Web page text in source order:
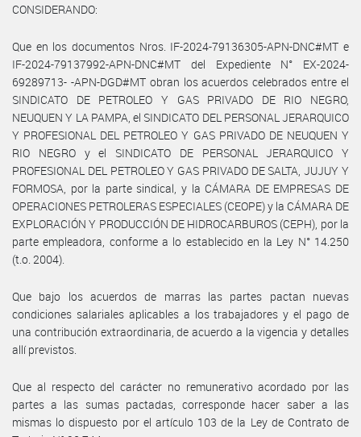
CONSIDERANDO:
Que en los documentos Nros. IF-2024-79136305-APN-DNC#MT e
IF-2024-79137992-APN-DNC#MT del Expediente N° EX-2024-
69289713- -APN-DGD#MT obran los acuerdos celebrados entre el
SINDICATO DE PETROLEO Y GAS PRIVADO DE RIO NEGRO,
NEUQUEN Y LA PAMPA, el SINDICATO DEL PERSONAL JERARQUICO
Y PROFESIONAL DEL PETROLEO Y GAS PRIVADO DE NEUQUEN Y
RIO NEGRO y el SINDICATO DE PERSONAL JERARQUICO Y
PROFESIONAL DEL PETROLEO Y GAS PRIVADO DE SALTA, JUJUY Y
FORMOSA, por la parte sindical, y la CÁMARA DE EMPRESAS DE
OPERACIONES PETROLERAS ESPECIALES (CEOPE) y la CÁMARA DE
EXPLORACIÓN Y PRODUCCIÓN DE HIDROCARBUROS (CEPH), por la
parte empleadora, conforme a lo establecido en la Ley N° 14.250
(t.o. 2004).
Que bajo los acuerdos de marras las partes pactan nuevas
condiciones salariales aplicables a los trabajadores y el pago de
una contribución extraordinaria, de acuerdo a la vigencia y detalles
allí previstos.
Que al respecto del carácter no remunerativo acordado por las
partes a las sumas pactadas, corresponde hacer saber a las
mismas lo dispuesto por el artículo 103 de la Ley de Contrato de